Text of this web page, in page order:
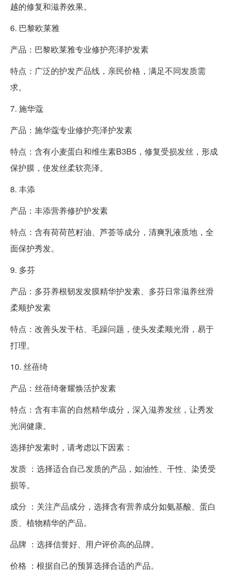
越的修复和滋养效果。
6. 巴黎欧莱雅
产品：巴黎欧莱雅专业修护亮泽护发素
特点：广泛的护发产品线，亲民价格，满足不同发质需
求。
7. 施华蔻
产品：施华蔻专业修护亮泽护发素
特点：含有小麦蛋白和维生素B3B5，修复受损发丝，形成
保护膜，使发丝柔软亮泽。
8. 丰添
产品：丰添营养修护护发素
特点：含有荷荷芭籽油、芦荟等成分，清爽乳液质地，全
面保护秀发。
9. 多芬
产品：多芬养根韧发发膜精华护发素、多芬日常滋养丝滑
柔顺护发素
特点：改善头发干枯、毛躁问题，使头发柔顺光滑，易于
打理。
10. 丝蓓绮
产品：丝蓓绮奢耀焕活护发素
特点：含有丰富的自然精华成分，深入滋养发丝，让秀发
光润健康。
选择护发素时，请考虑以下因素：
发质 ：选择适合自己发质的产品，如油性、干性、染烫受
损等。
成分 ：关注产品成分，选择含有营养成分如氨基酸、蛋白
质、植物精华的产品。
品牌 ：选择信誉好、用户评价高的品牌。
价格 ：根据自己的预算选择合适的产品。